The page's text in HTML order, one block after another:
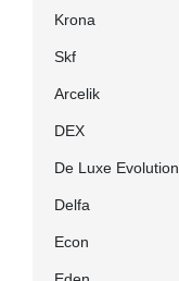
Krona
Skf
Arcelik
DEX
De Luxe Evolution
Delfa
Econ